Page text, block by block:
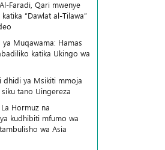
Faradi, Qari mwenye
“Dawlat al-Tilawa”
Muqawama: Hamas
katika Ukingo wa
dhidi ya Msikiti mmoja
tano Uingereza
Hormuz na
kudhibiti mfumo wa
wa Asia